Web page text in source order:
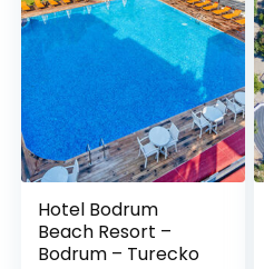
Hotel Bodrum
Beach Resort –
Bodrum – Turecko